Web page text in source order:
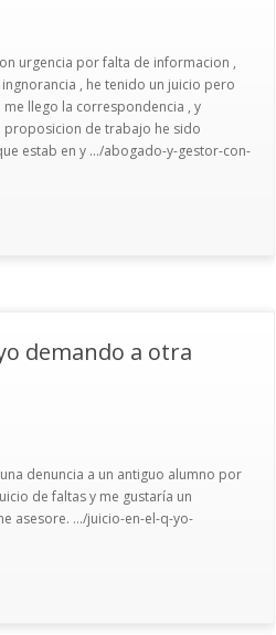
urgencia por falta de informacion ,
, he tenido un juicio pero
llego la correspondencia , y
de trabajo he sido
estab en y .../abogado-y-gestor-con-
demando a otra
denuncia a un antiguo alumno por
de faltas y me gustaría un
asesore. .../juicio-en-el-q-yo-